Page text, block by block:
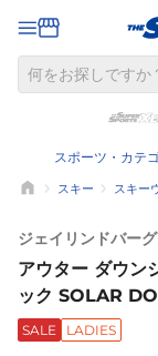
スポーツ・カテ
スキー スキー
ジェイリンドバーグ
アウター ダウン
ック SOLAR
SALE LADIES